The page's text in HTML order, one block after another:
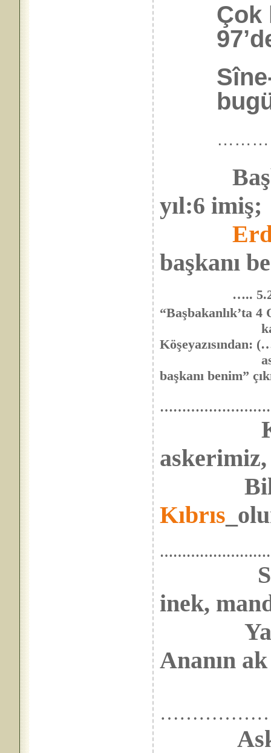
Çok
yıl:6 imiş;
başkanı
…..
“Başbakanlık’ta
kan
Köşeyazısından:
askerlere
başkanı benim”
askerimiz,
Kıbrıs
inek,
Ananın